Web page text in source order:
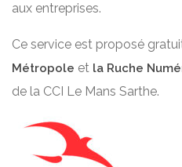
aux entreprises.
Ce service est proposé
Métropole et la Ruche
de la CCI Le Mans Sarthe.